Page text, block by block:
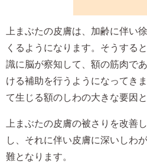
上まぶたの皮膚は、加齢に伴い
くるようになります。そうする
識に脳が察知して、額の筋肉で
ける補助を行うようになってき
て生じる額のしわの大きな要因
上まぶたの皮膚の被さりを改善
し、それに伴い皮膚に深いしわ
難となります。